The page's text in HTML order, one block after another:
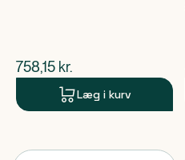
$nuværende pris
758,15 kr.
Læg i kurv